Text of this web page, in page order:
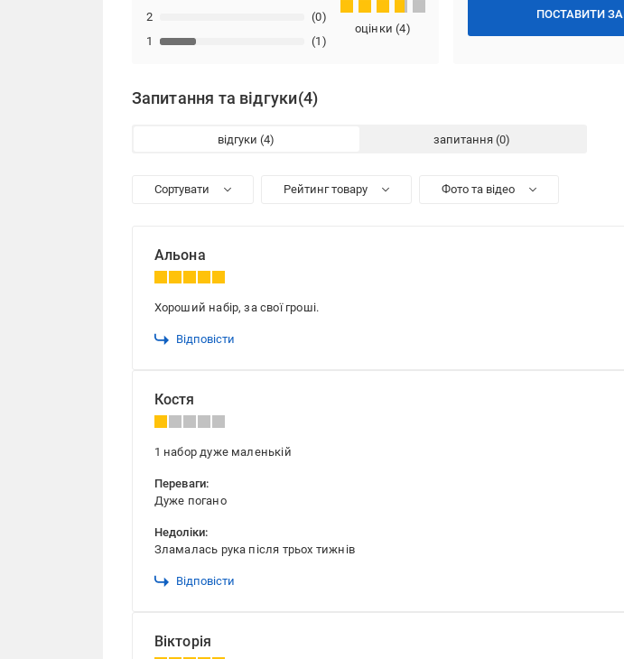
ПОСТАВИТИ
1 (1)
2 (0)
оцінки(4)
Запитання та відгуки(4)
відгуки запитання
Сортувати Рейтинг товару Фото та відео
Альона
Хороший набір, за свої гроші.
Відповісти
Костя
1 набор дуже маленькій
Переваги:
Дуже погано
Недоліки:
Зламалась рука після трьох тижнів
Відповісти
Вікторія